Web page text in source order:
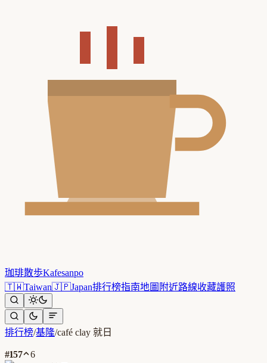
珈琲散歩Kafesanpo
🇹🇼Taiwan🇯🇵Japan排行榜指南地圖 附近路線收藏護照
排行榜/基隆/café clay 就日
#157 6